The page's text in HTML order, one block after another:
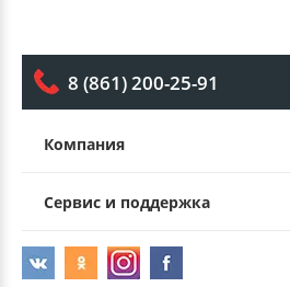
8 (861) 200-25-91
Компания
Сервис и поддержка